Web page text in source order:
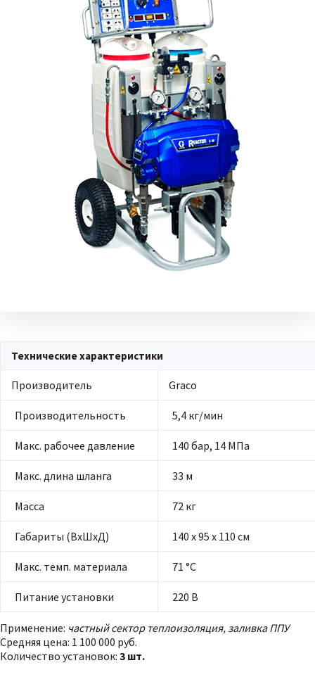
Технические характеристики
Производитель Graco
Производительность 5,4 кг/мин
Макс. рабочее давление 140 бар, 14 МПа
Макс. длина шланга 33 м
Масса 72 кг
Габариты (ВхШхД) 140 х 95 х 110 см
Макс. темп. материала 71 °С
Питание установки 220 В
Применение: частный сектор теплоизоляция, заливка ППУ
Средняя цена: 1 100 000 руб.
Количество установок: 3 шт.